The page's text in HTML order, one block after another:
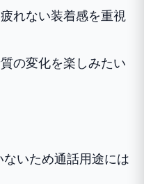
れない装着感を重視
の変化を楽しみたい
いため通話用途には